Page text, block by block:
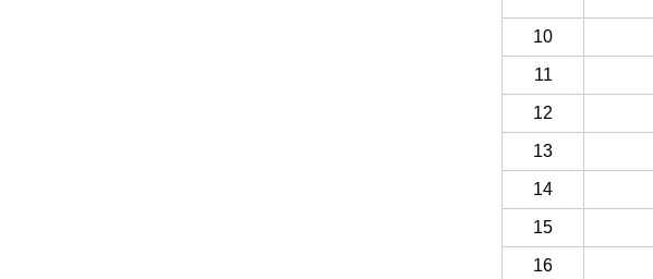
10
11
12
13
14
15
16